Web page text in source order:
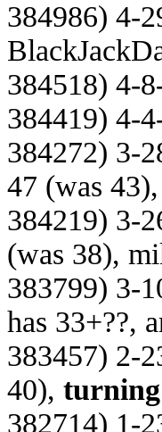
384986) 4-
384518) 4-
384419) 4-
384272) 3-
47 (was
384219) 3-
(was 38),
383799) 3-
has 33+??,
383457) 2-
40),
382714) 1-